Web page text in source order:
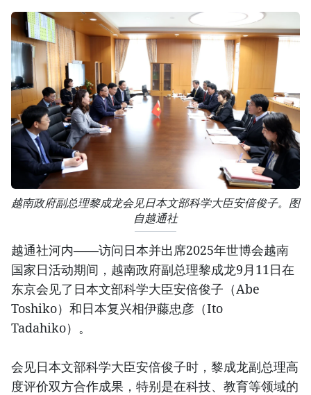
越南政府副总理黎成龙会见日本文部科学大臣安倍俊子。图
自越通社
越通社河内——访问日本并出席2025年世博会越南
国家日活动期间，越南政府副总理黎成龙9月11日在
东京会见了日本文部科学大臣安倍俊子（Abe
Toshiko）和日本复兴相伊藤忠彦（Ito
Tadahiko）。
会见日本文部科学大臣安倍俊子时，黎成龙副总理高
度评价双方合作成果，特别是在科技、教育等领域的